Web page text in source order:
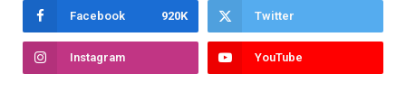
Facebook 920K Twitter
Instagram YouTube